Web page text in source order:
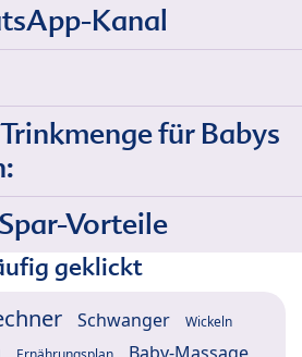
Kanal
für Babys
Vorteile
geklickt
Schwanger Wickeln